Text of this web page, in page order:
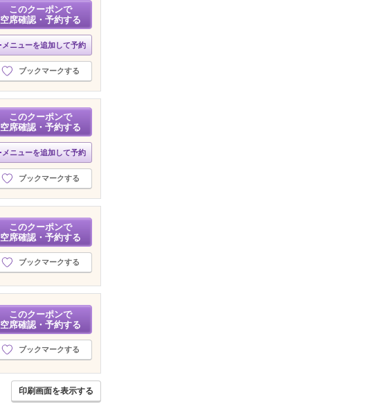
このクーポンで
空席確認・予約する
メニューを追加して予約
ブックマークする
このクーポンで
空席確認・予約する
メニューを追加して予約
ブックマークする
このクーポンで
空席確認・予約する
ブックマークする
このクーポンで
空席確認・予約する
ブックマークする
印刷画面を表示する